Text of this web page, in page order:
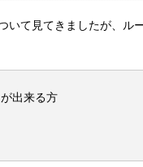
いて見てきましたが、ル
出来る方